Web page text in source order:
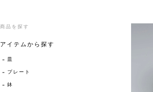
商品を探す
アイテムから探す
皿
プレート
鉢